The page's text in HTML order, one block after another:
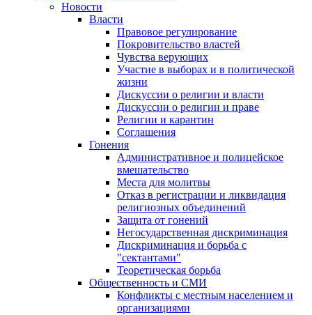
Новости
Власти
Правовое регулирование
Покровительство властей
Чувства верующих
Участие в выборах и в политической
жизни
Дискуссии о религии и власти
Дискуссии о религии и праве
Религии и карантин
Соглашения
Гонения
Административное и полицейское
вмешательство
Места для молитвы
Отказ в регистрации и ликвидация
религиозных объединений
Защита от гонений
Негосударственная дискриминация
Дискриминация и борьба с
"сектантами"
Теоретическая борьба
Общественность и СМИ
Конфликты с местным населением и
организациями